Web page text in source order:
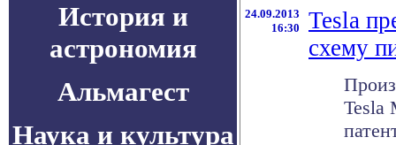
История и
астрономия
Альмагест
Наука и культура
24.09.2013
16:30
Tesla
схему
Tesla